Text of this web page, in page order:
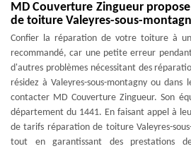
MD Couverture Zingueur
de toiture Valeyres-sous-
Confier la réparation de votre toiture à
recommandé, car une petite erreur
d'autres problèmes nécessitant des
résidez à Valeyres-sous-montagny ou dans
contacter MD Couverture Zingueur. Son
département du 1441. En faisant appel à
de tarifs réparation de toiture Valeyres-
tout en garantissant des prestations